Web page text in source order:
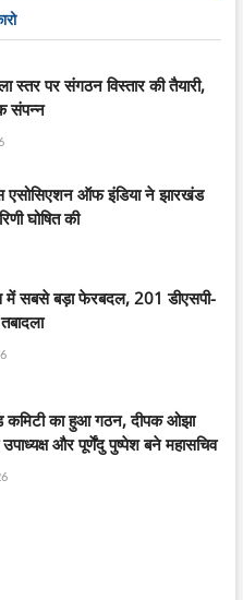
स्तर पर संगठन विस्तार की तैयारी,
संपन्न
एसोसिएशन ऑफ इंडिया ने झारखंड
घोषित की
में सबसे बड़ा फेरबदल, 201 डीएसपी-
कमिटी का हुआ गठन, दीपक ओझा
उपाध्यक्ष और पूर्णेंदु पुष्पेश बने महासचिव